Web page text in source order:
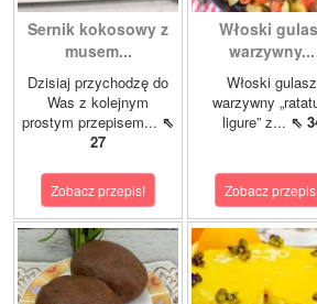
Sernik kokosowy z
musem...
Dzisiaj przychodzę do
Was z kolejnym
prostym przepisem... ⇖
27
Zobacz przepis!
Włoski
warzywny...
Włoski gulasz
warzywny
ligure” z... ⇖
Zobacz